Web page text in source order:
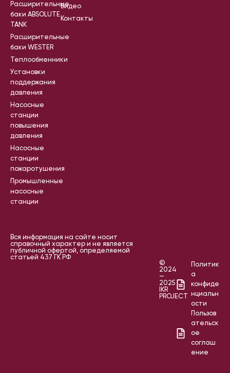
Расширительные
баки ABSOLUTE
TANK
Расширительные
баки WESTER
Теплообменники
Установки
поддержания
давления
Насосные
станции
повышения
давления
Насосные
станции
пожаротушения
Промышленные
насосные
станции
Видео
Контакты
Вся информация на сайте носит
справочный характер и не является
публичной офертой, определяемой
статьей 437 ГК РФ
©
2024
—
2025
IKR
PROJECT
Политик
а
конфиде
нциальн
ости
Пользов
ательск
ое
соглаш
ение